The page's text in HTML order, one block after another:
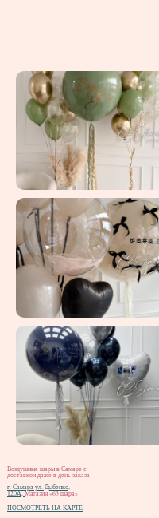
Воздушные шары в Самаре с
доставкой даже в день заказа
г. Самара ул. Дыбенко,
120А,Магазин «63 шара»
ПОСМОТРЕТЬ НА КАРТЕ